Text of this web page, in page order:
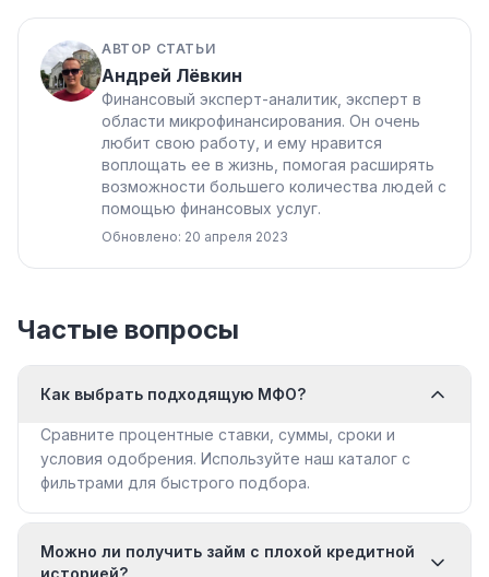
АВТОР СТАТЬИ
Андрей Лёвкин
Финансовый эксперт-аналитик, эксперт в
области микрофинансирования. Он очень
любит свою работу, и ему нравится
воплощать ее в жизнь, помогая расширять
возможности большего количества людей с
помощью финансовых услуг.
Обновлено: 20 апреля 2023
Частые вопросы
Как выбрать подходящую МФО?
Сравните процентные ставки, суммы, сроки и
условия одобрения. Используйте наш каталог с
фильтрами для быстрого подбора.
Можно ли получить займ с плохой кредитной
историей?